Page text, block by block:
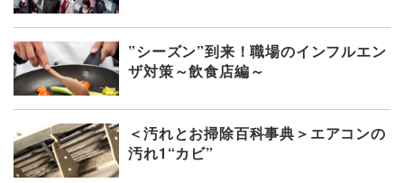
”シーズン”到来！職場のインフルエン
ザ対策～飲食店編～
＜汚れとお掃除百科事典＞エアコンの
汚れ1“カビ”